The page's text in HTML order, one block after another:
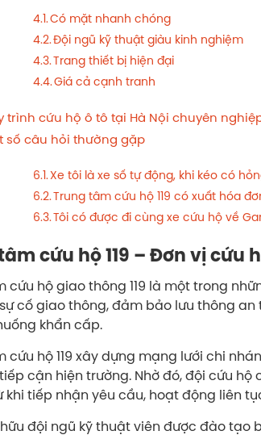
Có mặt nhanh chóng
Đội ngũ kỹ thuật giàu kinh nghiệm
Trang thiết bị hiện đại
Giá cả cạnh tranh
trình cứu hộ ô tô tại Hà Nội chuyên
số câu hỏi thường gặp
Xe tôi là xe số tự động, khi kéo có
Trung tâm cứu hộ 119 có xuất hóa
Tôi có được đi cùng xe cứu hộ về
cứu hộ 119 – Đơn vị cứu
cứu hộ giao thông 119 là một trong
cố giao thông, đảm bảo lưu thông
khẩn cấp.
cứu hộ 119 xây dựng mạng lưới chi
cận hiện trường. Nhờ đó, đội cứu
khi tiếp nhận yêu cầu, hoạt động liên
đội ngũ kỹ thuật viên được đào tạo